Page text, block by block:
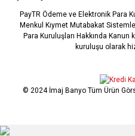
PayTR Ödeme ve Elektronik Para
Menkul Kıymet Mutabakat
Para Kuruluşları Hakkında
kuruluşu olarak
© 2024 İmaj Banyo Tüm Ürün